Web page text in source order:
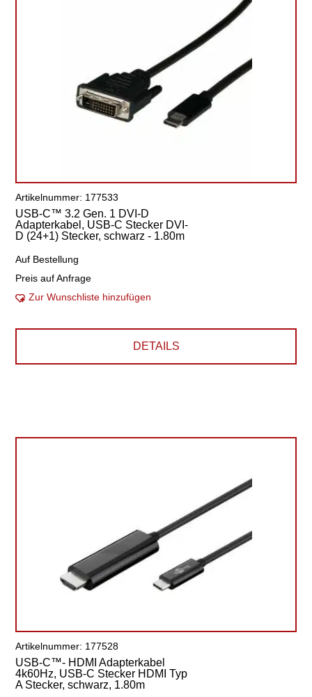
Artikelnummer: 177533
USB-C™ 3.2 Gen. 1 DVI-D
Adapterkabel, USB-C Stecker DVI-
D (24+1) Stecker, schwarz - 1.80m
Auf Bestellung
Preis auf Anfrage
Zur Wunschliste hinzufügen
DETAILS
Artikelnummer: 177528
USB-C™- HDMI Adapterkabel
4k60Hz, USB-C Stecker HDMI Typ
A Stecker, schwarz, 1.80m